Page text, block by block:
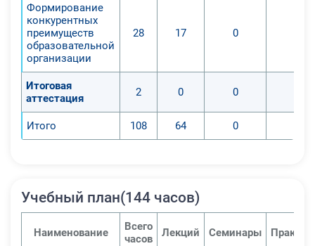
Формирование
конкурентных
преимуществ
образовательной
организации
28 17 0
Итоговая
аттестация
2 0 0
Итого 108 64 0
Учебный план(144 часов)
Наименование
Всего
часов
Лекций Семинары